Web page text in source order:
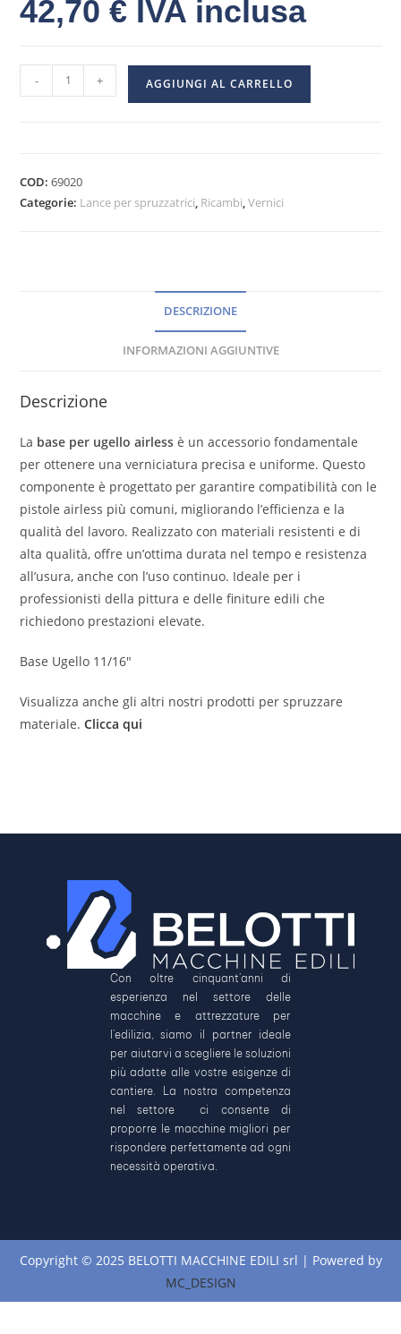
42,70€ IVA inclusa
- + AGGIUNGI AL CARRELLO
COD:69020
Categorie: Lance per spruzzatrici Ricambi ,Vernici
DESCRIZIONE
INFORMAZIONI AGGIUNTIVE
Descrizione
La base per ugello airless è un accessorio fondamentale
per ottenere una verniciatura precisa e uniforme. Questo
componente è progettato per garantire compatibilità con le
pistole airless più comuni, migliorando l’efficienza e la
qualità del lavoro. Realizzato con materiali resistenti e di
alta qualità, offre un’ottima durata nel tempo e resistenza
all’usura, anche con l’uso continuo. Ideale per i
professionisti della pittura e delle finiture edili che
richiedono prestazioni elevate.
Base Ugello 11/16″
Visualizza anche gli altri nostri prodotti per spruzzare
materiale.Clicca qui
Con oltre cinquant’anni di
esperienza nel settore delle
macchine e attrezzature per
l’edilizia, siamo il partner ideale
per aiutarvi a scegliere le soluzioni
più adatte alle vostre esigenze di
cantiere. La nostra competenza
nel settore ci consente di
proporre le macchine migliori per
rispondere perfettamente ad ogni
necessità operativa.
Copyright © 2025 BELOTTI MACCHINE EDILI srl | Powered by
MC_DESIGN